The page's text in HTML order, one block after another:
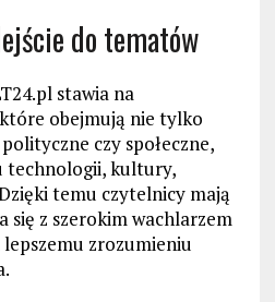
do tematów
stawia na
obejmują nie tylko
czy społeczne,
technologii, kultury,
temu czytelnicy mają
się z szerokim wachlarzem
zrozumieniu